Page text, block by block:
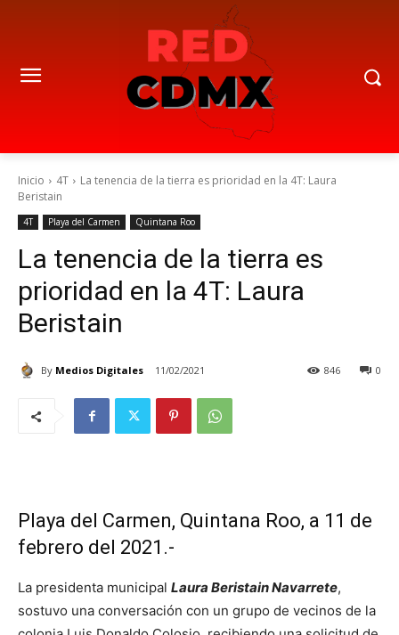
Inicio 4T
La tenencia de la tierra es prioridad en la 4T: Laura
Beristain
4T Playa del Carmen Quintana Roo
La tenencia de la tierra es
prioridad en la 4T: Laura
Beristain
By Medios Digitales 11/02/2021 0
846
Playa del Carmen, Quintana Roo, a 11 de
febrero del 2021.-
La presidenta municipal Laura Beristain Navarrete,
sostuvo una conversación con un grupo de vecinos de la